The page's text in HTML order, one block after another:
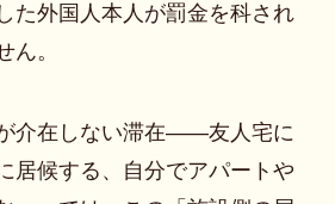
た外国人本人が罰金を科され
ん。
介在しない滞在——友人宅に
居候する、自分でアパートや